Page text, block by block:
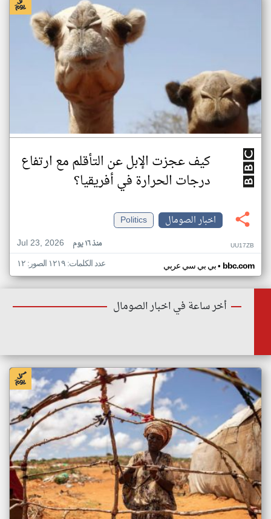
كيف عجزت الإبل عن التأقلم مع ارتفاع
درجات الحرارة في أفريقيا؟
اخبار الصومال
Politics
Jul 23, 2026
منذ ١٦ يوم UU17ZB
بي بي سي عربي• bbc.com عدد الكلمات: ١٢١٩ الصور: ١٢
أخر ساعة في اخبار الصومال